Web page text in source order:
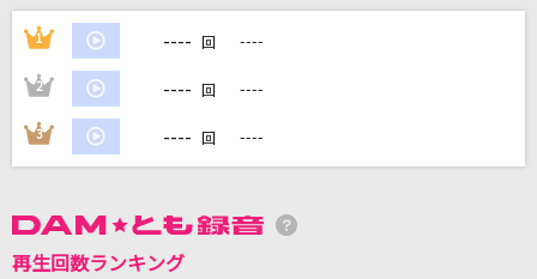
自宅でカラオケ歌い放題！
1 ---- 回 ----
2 ---- 回 ----
3 ---- 回 ----
再生回数ランキング